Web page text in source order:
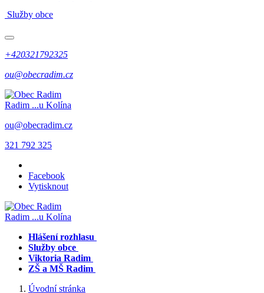
Služby obce
+420321792325
ou@obecradim.cz
Radim ...u Kolína
ou@obecradim.cz
321 792 325
Facebook
Vytisknout
Radim ...u Kolína
Hlášení rozhlasu
Služby obce
Viktoria Radim
ZŠ a MŠ Radim
Úvodní stránka